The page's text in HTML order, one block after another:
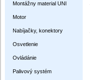
Montážny material UNI
Motor
Nabíjačky, konektory
Osvetlenie
Ovládánie
Palivový systém